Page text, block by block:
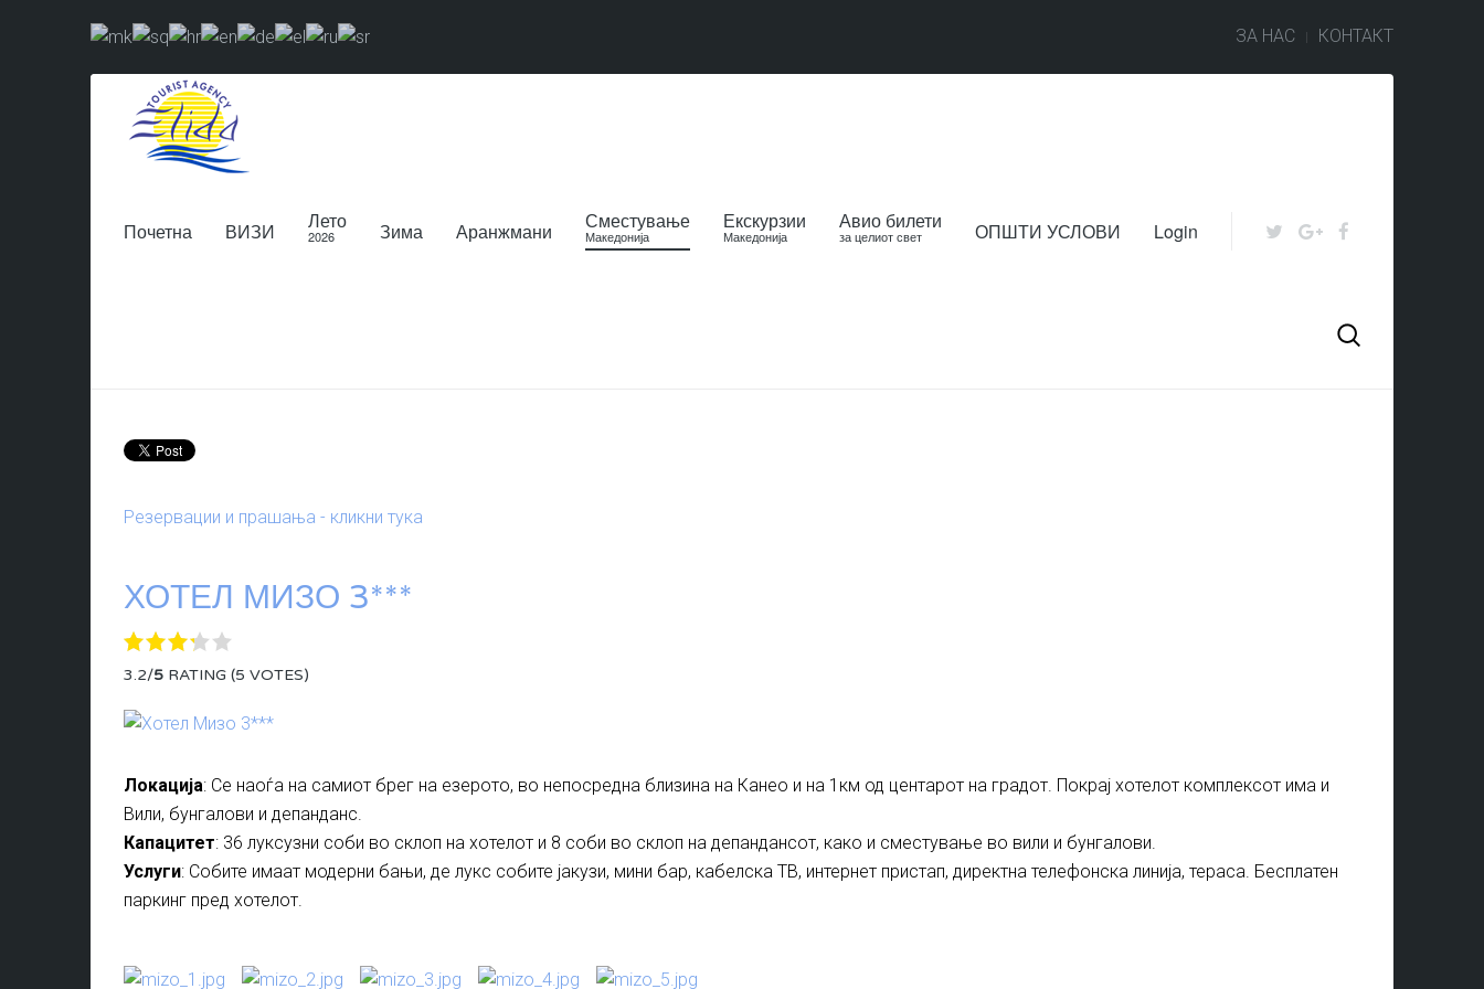
ЗА НАС КОНТАКТ
Почетна ВИЗИ Лето
2026 Зима Аранжмани Сместување
Македонија
Екскурзии
Македонија
Авио билети
за целиот свет ОПШТИ УСЛОВИ Login
Резервации и прашања - кликни тука
ХОТЕЛ МИЗО 3***
3.2/5 RATING (5 VOTES)
Локација: Се наоѓа на самиот брег на езерото, во непосредна близина на Канео и на 1км од центарот на градот. Покрај хотелот комплексот има и
Вили, бунгалови и депанданс.
Капацитет: 36 луксузни соби во склоп на хотелот и 8 соби во склоп на депандансот, како и сместување во вили и бунгалови.
Услуги: Собите имаат модерни бањи, де лукс собите јакузи, мини бар, кабелска ТВ, интернет пристап, директна телефонска линија, тераса. Бесплатен
паркинг пред хотелот.